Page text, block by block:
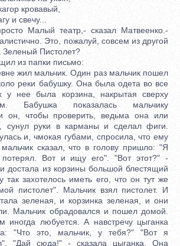
кровавый,
и свечу...
Малый театр,- сказал Матвеенко.-
Это, пожалуй, совсем из другой
Зеленый Пистолет?
из папки письмо:
жил мальчик. Один раз мальчик пошел
реки бабушку. Она была одета во все
у нее была корзина, накрытая сверху
Бабушка показалась мальчику
он, чтобы проверить, ведьма она или
сунул руки в карманы и сделал фиги.
и, чмокая губами, спросила, что ему
сказал, что в голову пришло: "Я
потерял. Вот и ищу его". "Вот этот?" -
достала из корзины большой блестящий
так захотелось иметь его, что он тут же
пистолет". Мальчик взял пистолет. И
зеленая, и корзинка зеленая, и они
Мальчик обрадовался и пошел домой.
иногда любуется. А навстречу цыганка
"Что это, мальчик, у тебя?" "Вот я
"Дай сюда!" - сказала цыганка. Она